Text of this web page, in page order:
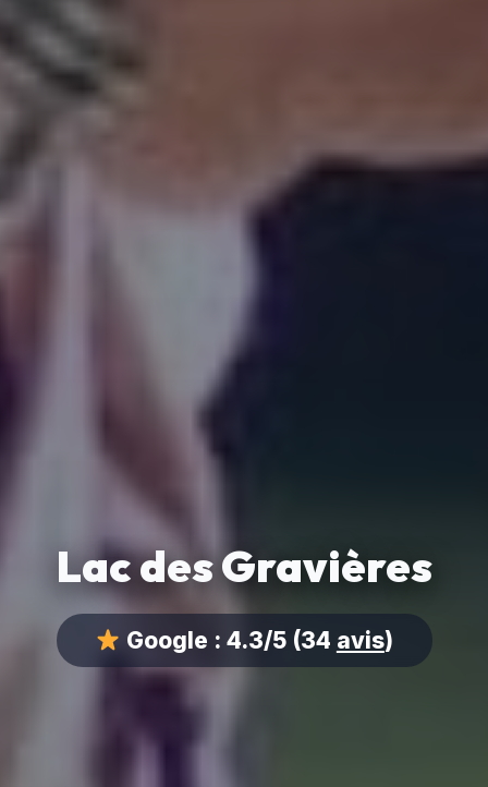
Lac des Gravières
Google : 4.3/5(34 avis)